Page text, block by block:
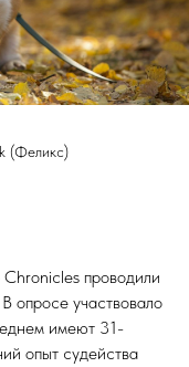
(Феликс)
проводили
опросе участвовало
имеют 31-
опыт судейства